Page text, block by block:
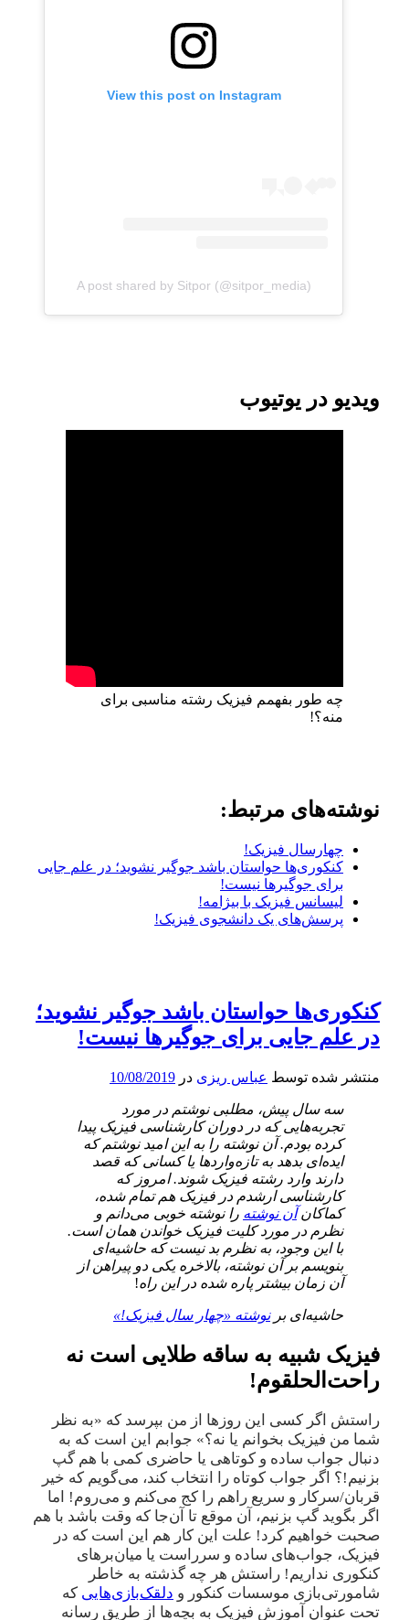
View this post on Instagram
A post shared by Sitpor (@sitpor_media)
ویدیو در یوتیوب
چه‌ طور بفهمم فیزیک رشته مناسبی برای
منه؟!
نوشته‌های مرتبط:
چهارسال فیزیک!
کنکوری‌ها حواستان باشد جوگیر نشوید؛ در علم جایی
برای جوگیرها نیست!
لیسانس فیزیک با بیژامه!
پرسش‌های یک دانشجوی فیزیک!
کنکوری‌ها حواستان باشد جوگیر نشوید؛
در علم جایی برای جوگیرها نیست!
منتشر شده توسط عباس ریزی در 10/08/2019
سه سال پیش، مطلبی نوشتم در مورد
تجربه‌هایی که در دوران کارشناسی فیزیک پیدا
کرده بودم. آن نوشته را به این امید نوشتم که
ایده‌ای بدهد به تازه‌واردها یا کسانی که قصد
دارند وارد رشته فیزیک شوند. امروز که
کارشناسی ارشدم در فیزیک هم تمام شده،
کماکانآن نوشته را نوشته خوبی می‌دانم و
نظرم در مورد کلیت فیزیک خواندن همان است.
با این وجود، به نظرم بد نیست که حاشیه‌ای
بنویسم بر آن نوشته، بالاخره یکی دو پیراهن از
آن زمان بیشتر پاره شده در این راه!
حاشیه‌ای برنوشته «چهار سال فیزیک!»
فیزیک شبیه به ساقه طلایی است نه
راحت‌الحلقوم!
راستش اگر کسی این‌ روزها از من بپرسد که «به نظر
شما من فیزیک بخوانم یا نه؟» جوابم این است که به
دنبال جواب ساده و کوتاهی یا حاضری کمی با هم گپ
بزنیم!؟ اگر جواب کوتاه را انتخاب کند، می‌گویم که خیر
قربان/سرکار و سریع راهم را کج می‌کنم و می‌روم! اما
اگر بگوید گپ بزنیم، آن موقع تا آن‌جا که وقت باشد با هم
صحبت خواهیم کرد! علت این کار هم این است که در
فیزیک، جواب‌های ساده و سرراست یا میان‌برهای
کنکوری نداریم! راستش هر چه گذشته به خاطر
شامورتی‌بازی موسسات کنکور و دلقک‌بازی‌هایی که
تحت عنوان آموزش فیزیک به بچه‌ها از طریق رسانه